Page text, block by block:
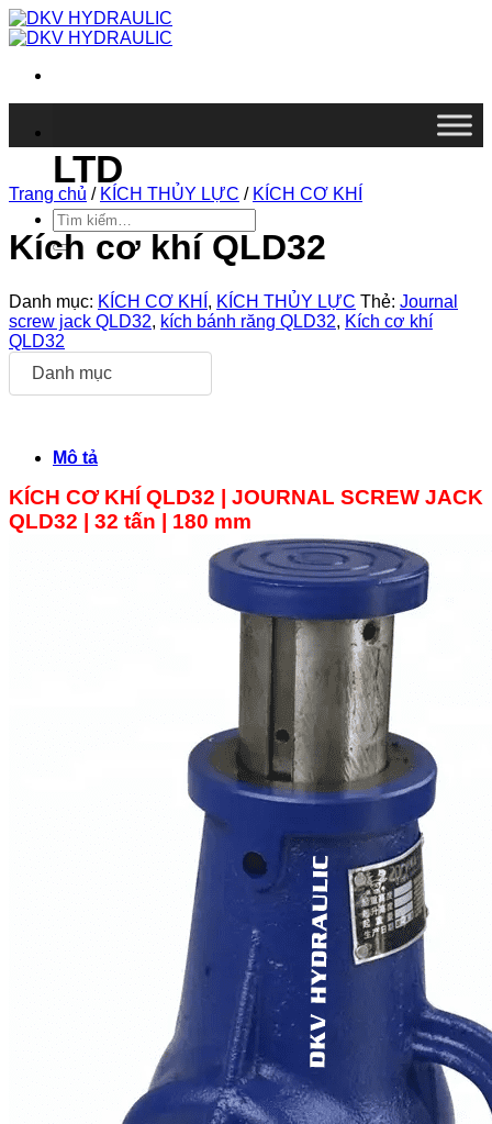
Chuyển
đến
dung
LTD
Tìm
kiếm:
Trang chủ / KÍCH THỦY LỰC / KÍCH CƠ KHÍ
Kích cơ khí QLD32
Danh mục: KÍCH CƠ KHÍ , KÍCH THỦY LỰC Thẻ: Journal
screw jack QLD32, kích bánh răng QLD32, Kích cơ khí
QLD32
Danh mục
Mô tả
KÍCH CƠ KHÍ QLD32 | JOURNAL SCREW JACK
QLD32 | 32 tấn | 180 mm